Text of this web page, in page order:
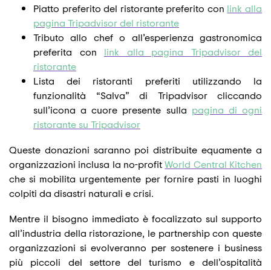
Piatto preferito del ristorante preferito con link alla
pagina Tripadvisor del ristorante
Tributo allo chef o all’esperienza gastronomica
preferita con link alla pagina Tripadvisor del
ristorante
Lista dei ristoranti preferiti utilizzando la
funzionalità “Salva” di Tripadvisor cliccando
sull’icona a cuore presente sulla pagina di ogni
ristorante su Tripadvisor
Queste donazioni saranno poi distribuite equamente a
organizzazioni inclusa la no-profitWorld Central Kitchen
che si mobilita urgentemente per fornire pasti in luoghi
colpiti da disastri naturali e crisi.
Mentre il bisogno immediato è focalizzato sul supporto
all’industria della ristorazione, le partnership con queste
organizzazioni si evolveranno per sostenere i business
più piccoli del settore del turismo e dell’ospitalità